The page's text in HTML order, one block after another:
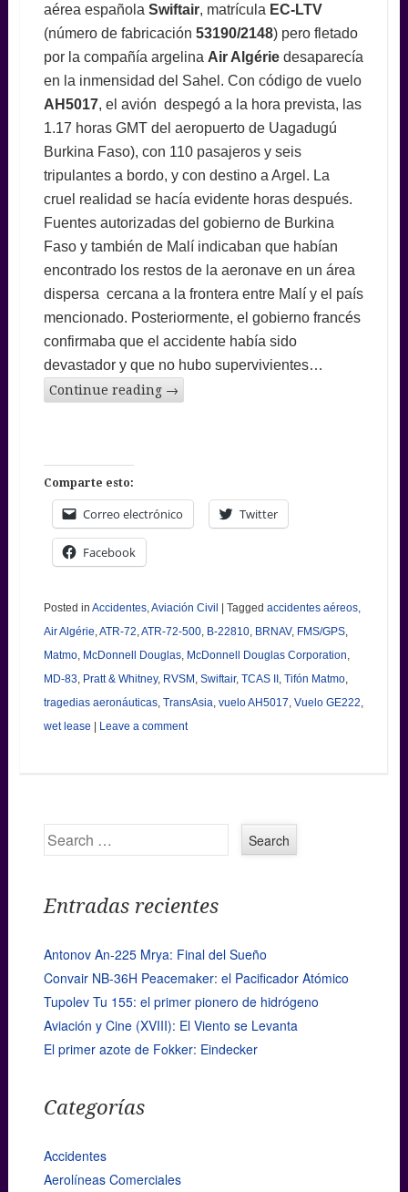
aérea española Swiftair, matrícula EC-LTV
(número de fabricación 53190/2148) pero fletado
por la compañía argelina Air Algériedesaparecía
en la inmensidad del Sahel. Con código de vuelo
AH5017, el avión despegó a la hora prevista, las
1.17 horas GMT del aeropuerto de Uagadugú
Burkina Faso), con 110 pasajeros y seis
tripulantes a bordo, y con destino a Argel. La
cruel realidad se hacía evidente horas después.
Fuentes autorizadas del gobierno de Burkina
Faso y también de Malí indicaban que habían
encontrado los restos de la aeronave en un área
dispersa cercana a la frontera entre Malí y el país
mencionado. Posteriormente, el gobierno francés
confirmaba que el accidente había sido
devastador y que no hubo supervivientes…
Continue reading →
Comparte esto:
Correo electrónico Twitter
Facebook
Posted in Accidentes, Aviación Civil | Tagged accidentes aéreos,
Air Algérie ATR-72 ATR-72-500, B-22810, BRNAV, FMS/GPS,
Matmo, McDonnell Douglas, McDonnell Douglas Corporation
MD-83 Pratt & Whitney, RVSM Swiftair, TCAS II, Tifón Matmo,
tragedias aeronáuticas, TransAsia vuelo AH5017 Vuelo GE222
wet lease | Leave a comment
Search
Entradas recientes
Antonov An-225 Mrya: Final del Sueño
Convair NB-36H Peacemaker: el Pacificador Atómico
Tupolev Tu 155: el primer pionero de hidrógeno
Aviación y Cine (XVIII): El Viento se Levanta
El primer azote de Fokker: Eindecker
Categorías
Accidentes
Aerolíneas Comerciales